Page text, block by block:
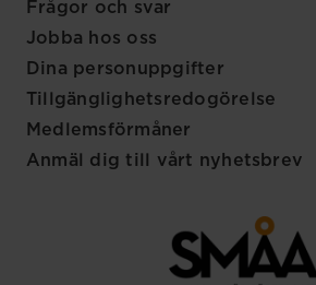
Frågor och svar
Jobba hos oss
Dina personuppgifter
Tillgänglighetsredogörelse
Medlemsförmåner
Anmäl dig till vårt nyhetsbrev